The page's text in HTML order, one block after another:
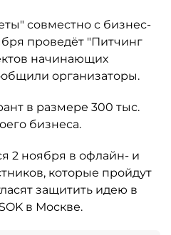
совместно с бизнес-
проведёт "Питчинг
начинающих
организаторы.
в размере 300 тыс.
бизнеса.
2 ноября в офлайн- и
которые пройдут
защитить идею в
в Москве.